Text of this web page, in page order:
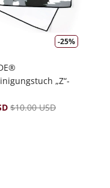
-25%
„Z“-
$10.00 USD